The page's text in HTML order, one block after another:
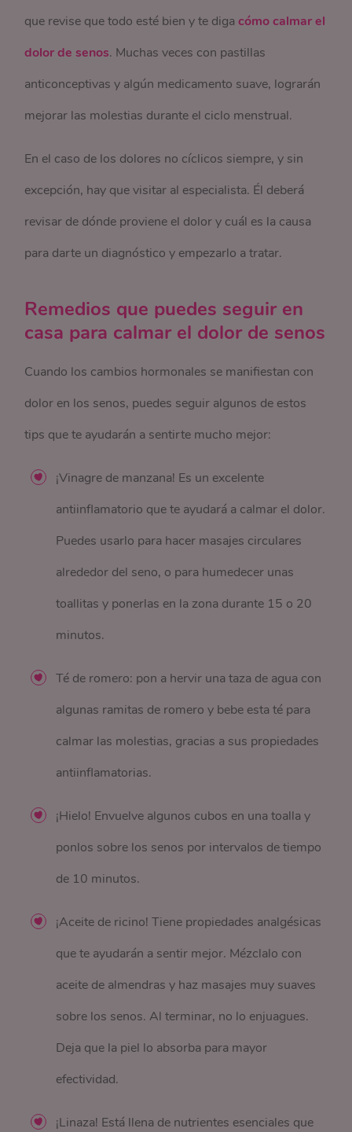
que revise que todo esté bien y te digacómo calmar el
dolor de senos. Muchas veces con pastillas
anticonceptivas y algún medicamento suave, lograrán
mejorar las molestias durante el ciclo menstrual.
En el caso de los dolores no cíclicos siempre, y sin
excepción, hay que visitar al especialista. Él deberá
revisar de dónde proviene el dolor y cuál es la causa
para darte un diagnóstico y empezarlo a tratar.
Remedios que puedes seguir en
casa para calmar el dolor de senos
Cuando los cambios hormonales se manifiestan con
dolor en los senos, puedes seguir algunos de estos
tips que te ayudarán a sentirte mucho mejor:
¡Vinagre de manzana! Es un excelente
antiinflamatorio que te ayudará a calmar el dolor.
Puedes usarlo para hacer masajes circulares
alrededor del seno, o para humedecer unas
toallitas y ponerlas en la zona durante 15 o 20
minutos.
Té de romero: pon a hervir una taza de agua con
algunas ramitas de romero y bebe esta té para
calmar las molestias, gracias a sus propiedades
antiinflamatorias.
¡Hielo! Envuelve algunos cubos en una toalla y
ponlos sobre los senos por intervalos de tiempo
de 10 minutos.
¡Aceite de ricino! Tiene propiedades analgésicas
que te ayudarán a sentir mejor. Mézclalo con
aceite de almendras y haz masajes muy suaves
sobre los senos. Al terminar, no lo enjuagues.
Deja que la piel lo absorba para mayor
efectividad.
¡Linaza! Está llena de nutrientes esenciales que